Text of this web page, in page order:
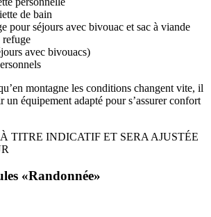
de bain
pour séjours avec bivouac et sac à viande
refuge
avec bivouacs)
montagne les conditions changent vite, il
un équipement adapté pour s’assurer confort
TITRE INDICATIF ET SERA AJUSTÉE
«Randonnée»